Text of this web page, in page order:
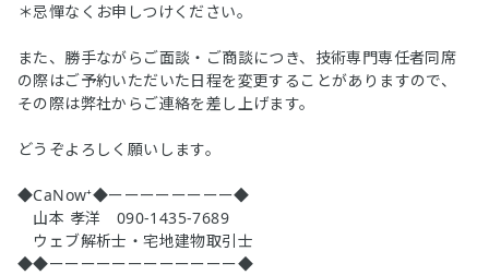
＊忌憚なくお申しつけください。
また、勝手ながらご面談・ご商談につき、技術専門専任者同席
の際はご予約いただいた日程を変更することがありますので、
その際は弊社からご連絡を差し上げます。
どうぞよろしく願いします。
◆CaNow⁺◆ーーーーーーーー◆
山本 孝洋 090-1435-7689
ウェブ解析士・宅地建物取引士
◆◆ーーーーーーーーーーーー◆